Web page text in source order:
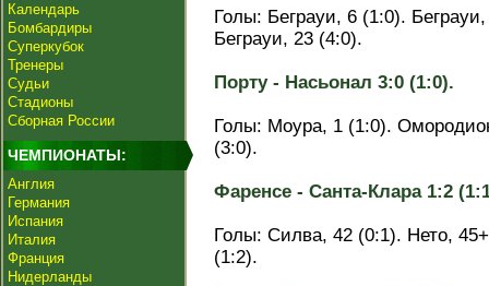
Календарь
Бомбардиры
Суперкубок
Тренеры
Судьи
Стадионы
Сборная России
ЧЕМПИОНАТЫ:
Англия
Германия
Испания
Италия
Франция
Нидерланды
Голы: Беграуи, 6 (1:0).
Беграуи, 23 (4:0).
Порту - Насьонал 3:0 (1:0).
Голы: Моура, 1 (1:0).
(3:0).
Фаренсе - Санта-Клара 1:2
Голы: Силва, 42 (0:1). Нето,
(1:2).